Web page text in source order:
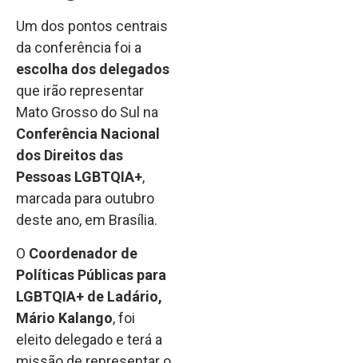
Um dos pontos centrais
da conferência foi a
escolha dos delegados
que irão representar
Mato Grosso do Sul na
Conferência Nacional
dos Direitos das
Pessoas LGBTQIA+,
marcada para outubro
deste ano, em Brasília.
O Coordenador de
Políticas Públicas para
LGBTQIA+ de Ladário,
Mário Kalango, foi
eleito delegado e terá a